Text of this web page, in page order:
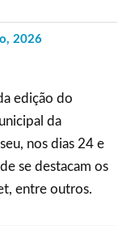
2026
edição do
da
nos dias 24 e
se destacam os
entre outros.